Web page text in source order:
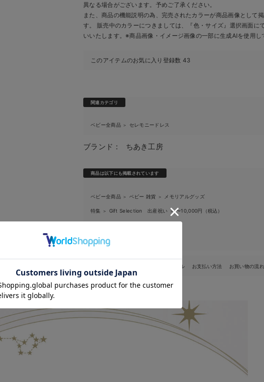
異なる場合がございます。予めご了承ください。
また、商品の機能説明の為、完売されたカラーが商品画像として
す。 販売中のカラーにつきましては、『色・サイズ』選択画面に
いいたします。 ※商品画像・イメージ画像の一部に生成AIを使用し
このアイテムのお気に入り登録数 43
関連カテゴリ
ベビー全商品 ＞ セレモニードレス
ブランド： ちあき工房
商品は以下にも掲載されています
ベビー全商品 ＞ ベビー 雑貨 ＞ メモリアルグッズ
特集 ＞ Gift Selection 出産祝い ＞ 〜10,000円（税込）
ベビー全商品
キャンセル お支払い方法 お買い物の流れ
お気に入り商品を確認する